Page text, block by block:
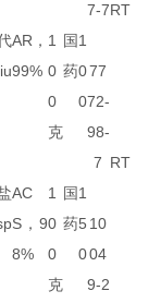
7-7RT
AR，
99%
1
0
0
克
国
药
1
0
0
77
72-
98-
7 RT
AC
S，9
8%
1
0
0
克
国
药
1
5
0
10
04
9-2